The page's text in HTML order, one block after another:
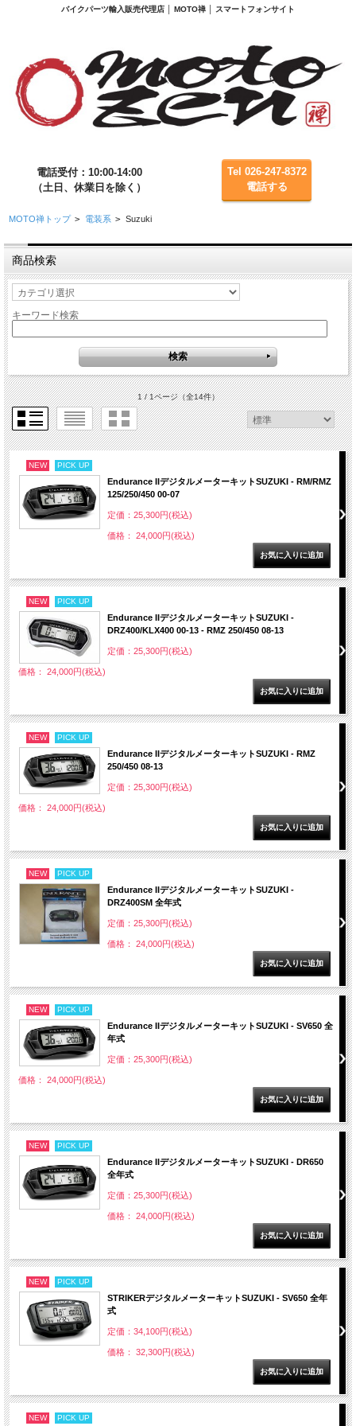
バイクパーツ輸入販売代理店 │ MOTO禅 │ スマートフォンサイト
電話受付：10:00-14:00
（土日、休業日を除く）
Tel 026-247-8372
電話する
MOTO禅トップ > 電装系 > Suzuki
商品検索
キーワード検索
1 / 1ページ（全14件）
NEW PICK UP
Endurance IIデジタルメーターキットSUZUKI - RM/RMZ
125/250/450 00-07
定価：25,300円(税込)
価格： 24,000円(税込)
NEW PICK UP
Endurance IIデジタルメーターキットSUZUKI -
DRZ400/KLX400 00-13 - RMZ 250/450 08-13
定価：25,300円(税込)
価格： 24,000円(税込)
NEW PICK UP
Endurance IIデジタルメーターキットSUZUKI - RMZ
250/450 08-13
定価：25,300円(税込)
価格： 24,000円(税込)
NEW PICK UP
Endurance IIデジタルメーターキットSUZUKI -
DRZ400SM 全年式
定価：25,300円(税込)
価格： 24,000円(税込)
NEW PICK UP
Endurance IIデジタルメーターキットSUZUKI - SV650 全
年式
定価：25,300円(税込)
価格： 24,000円(税込)
NEW PICK UP
Endurance IIデジタルメーターキットSUZUKI - DR650
全年式
定価：25,300円(税込)
価格： 24,000円(税込)
NEW PICK UP
STRIKERデジタルメーターキットSUZUKI - SV650 全年
式
定価：34,100円(税込)
価格： 32,300円(税込)
NEW PICK UP